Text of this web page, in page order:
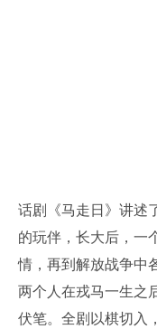
话剧《马走日》讲述
的玩伴，长大后，一
情，再到解放战争中
两个人在戎马一生之
伏笔。全剧以棋切入